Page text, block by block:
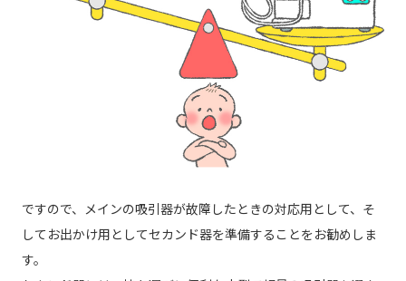
ですので、メインの吸引器が故障したときの対応用として、そ
してお出かけ用としてセカンド器を準備することをお勧めしま
す。